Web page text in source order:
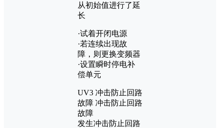
从初始值进行了延
长
·试着开闭电源
·若连续出现故
障，则更换变频器
·设置瞬时停电补
偿单元
UV3 冲击防止回路
故障 冲击防止回路
故障
发生冲击防止回路